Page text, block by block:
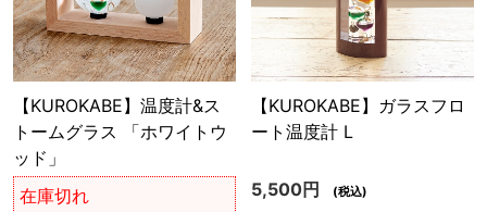
【KUROKABE】温度計&ス
トームグラス 「ホワイトウ
ッド」
在庫切れ
【KUROKABE】ガラスフロ
ート温度計 L
5,500円 (税込)